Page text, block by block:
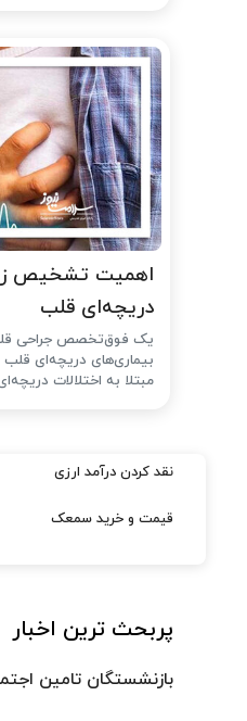
اهمیت تشخیص
دریچه‌ای قلب
یک فوق‌تخصص جراحی
بیماری‌های دریچه‌ای
مبتلا به اختلالات
نقد کردن درآمد ارزی
قیمت و خرید سمعک
پربحث ترین اخبار
بازنشستگان تامین